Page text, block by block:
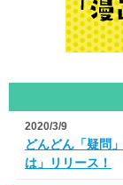
2020/3/9
どんどん「疑問
は」リリース！